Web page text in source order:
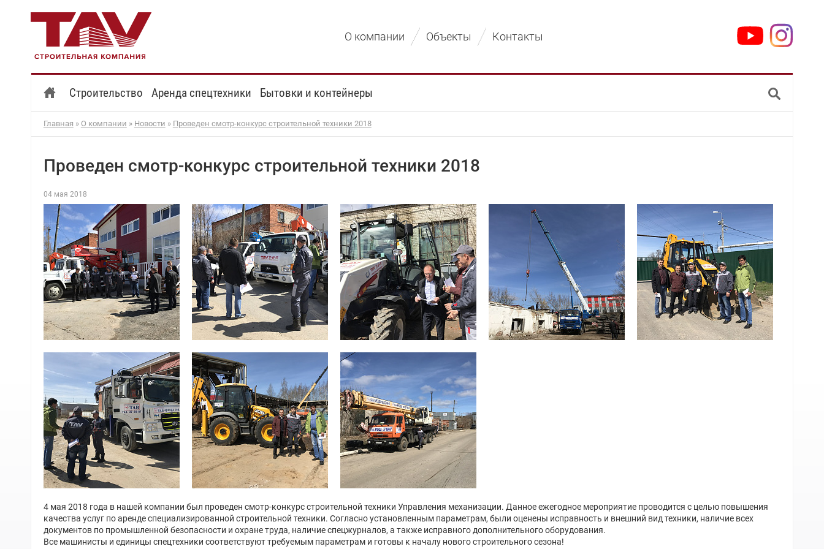
О компании Объекты Контакты
Строительство Аренда спецтехники Бытовки и контейнеры
Главная » О компании » Новости » Проведен смотр-конкурс строительной техники 2018
Проведен смотр-конкурс строительной техники 2018
04 мая 2018
4 мая 2018 года в нашей компании был проведен смотр-конкурс строительной техники Управления механизации. Данное ежегодное мероприятие проводится с целью повышения
качества услуг по аренде специализированной строительной техники. Согласно установленным параметрам, были оценены исправность и внешний вид техники, наличие всех
документов по промышленной безопасности и охране труда, наличие спецжурналов, а также исправного дополнительного оборудования.
Все машинисты и единицы спецтехники соответствуют требуемым параметрам и готовы к началу нового строительного сезона!